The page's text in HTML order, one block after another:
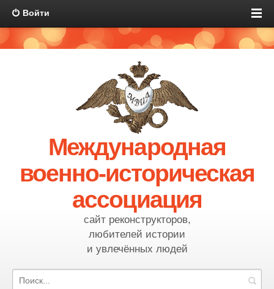
Войти
Международная
военно-историческая
ассоциация
сайт реконструкторов,
любителей истории
и увлечённых людей